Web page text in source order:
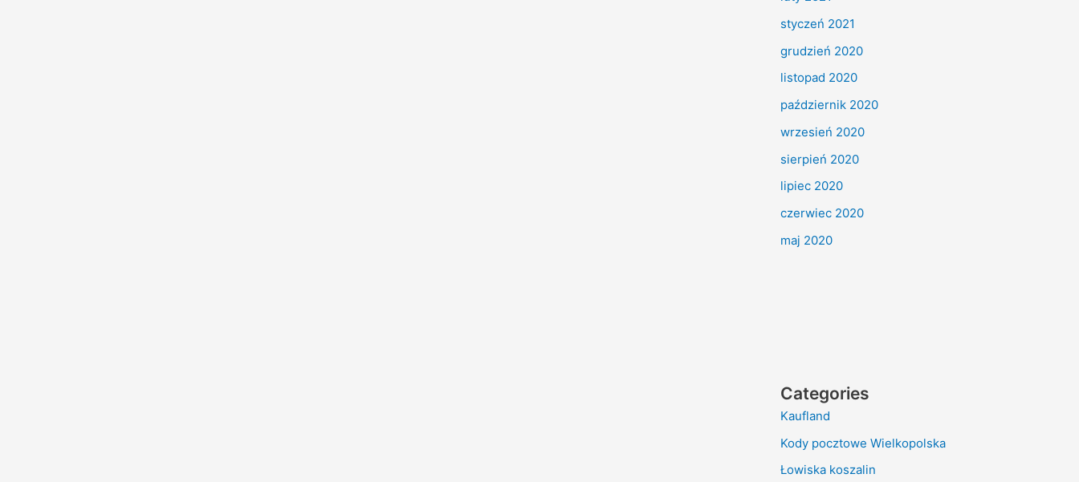
styczeń 2021
grudzień 2020
listopad 2020
październik 2020
wrzesień 2020
sierpień 2020
lipiec 2020
czerwiec 2020
maj 2020
Categories
Kaufland
Kody pocztowe Wielkopolska
Łowiska koszalin